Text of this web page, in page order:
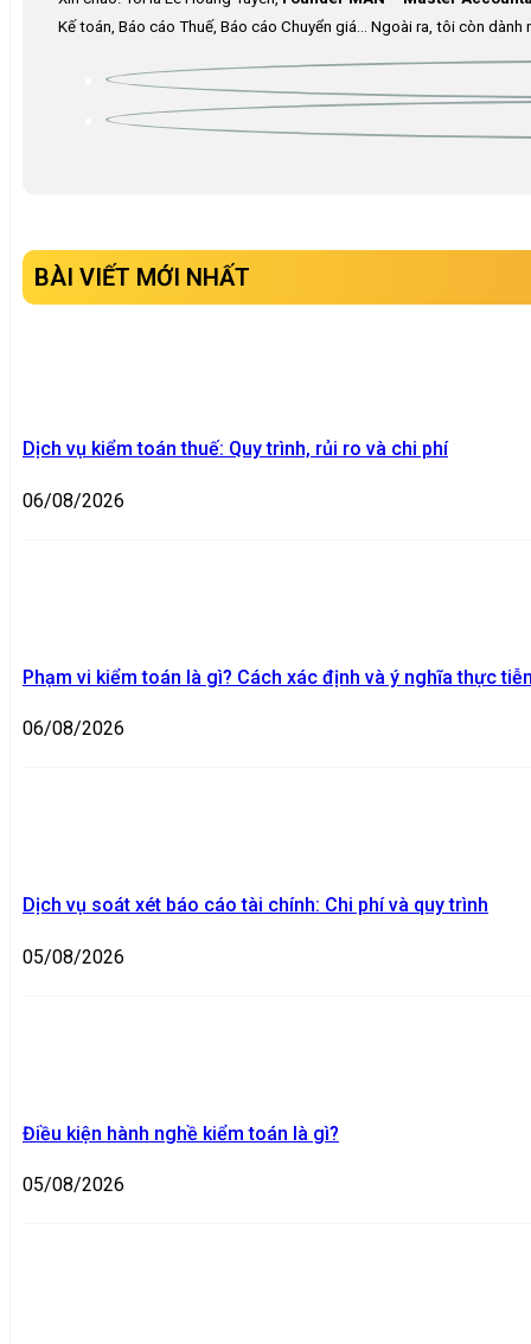
Kế toán, Báo cáo Thuế, Báo cáo Chuyển giá… Ngoài ra, tôi còn
BÀI VIẾT MỚI NHẤT
Dịch vụ kiểm toán thuế: Quy trình, rủi ro và chi phí
06/08/2026
Phạm vi kiểm toán là gì? Cách xác định và ý nghĩa thực
06/08/2026
Dịch vụ soát xét báo cáo tài chính: Chi phí và quy trình
05/08/2026
Điều kiện hành nghề kiểm toán là gì?
05/08/2026